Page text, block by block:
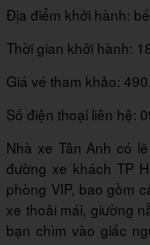
Địa điểm khởi hành:
Thời gian khởi hành:
Giá vé tham khảo:
Số điện thoại liên hệ:
Nhà xe Tân Anh có
đường xe khách TP
phòng VIP, bao gồm
xe thoải mái, giường
bạn chìm vào giấc